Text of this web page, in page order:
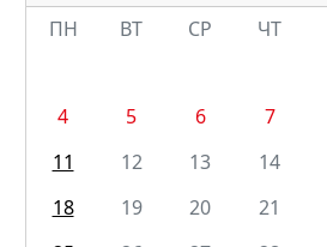
ПН
ВТ СР ЧТ
4
5 6 7
11
12 13 14
18
19 20 21